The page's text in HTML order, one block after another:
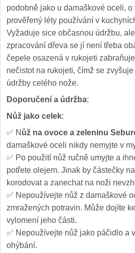
podobně jako u damaškové oceli, o
prověřený léty používání v
Vyžaduje sice občasnou údržbu,
zpracování dřeva se jí není třeba
čepele osazená v rukojeti
nečistot na rukojeti, čímž se
údržby celého nože.
Doporučení a údržba:
Nůž jako celek:
✅ N ůž na ovoce a zeleninu
damaškové oceli nikdy nemyjte v
✅ Po použití nůž ručně umyjte a
potřete olejem. Jinak by částečky
korodovat a zanechat na noži
✅ Nepoužívejte nůž z damaškové
zmražených potravin. Může dojíte
vylomení jeho části.
✅ Nepoužívejte nůž jako páčidlo a
ohýbání.